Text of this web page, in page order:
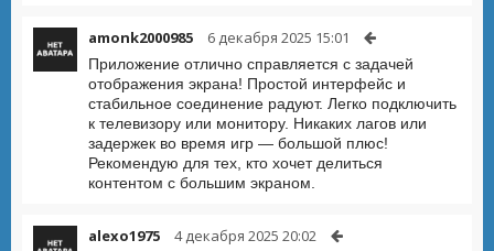
amonk2000985 6 декабря 2025 15:01
Приложение отлично справляется с задачей
отображения экрана! Простой интерфейс и
стабильное соединение радуют. Легко подключить
к телевизору или монитору. Никаких лагов или
задержек во время игр — большой плюс!
Рекомендую для тех, кто хочет делиться
контентом с большим экраном.
alexo1975 4 декабря 2025 20:02